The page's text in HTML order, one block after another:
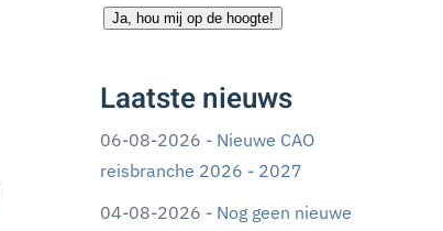
Ja, hou mij op de hoogte!
Laatste nieuws
06-08-2026 - Nieuwe CAO
reisbranche 2026 - 2027
04-08-2026 - Nog geen nieuwe